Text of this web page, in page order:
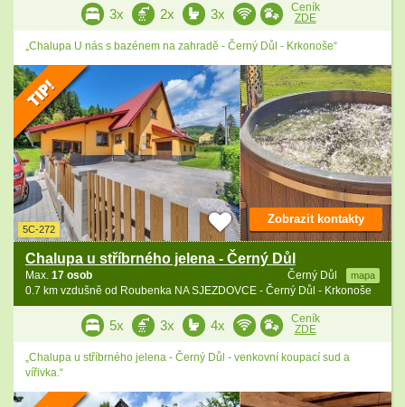
3x 2x 3x
Ceník
ZDE
„Chalupa U nás s bazénem na zahradě - Černý Důl - Krkonoše“
5C-272
Chalupa u stříbrného jelena - Černý Důl
Černý Důl mapa
Max. 17 osob
0.7 km vzdušně od Roubenka NA SJEZDOVCE - Černý Důl - Krkonoše
Zobrazit kontakty
5x 3x 4x
Ceník
ZDE
„Chalupa u stříbrného jelena - Černý Důl - venkovní koupací sud a
vířivka.“